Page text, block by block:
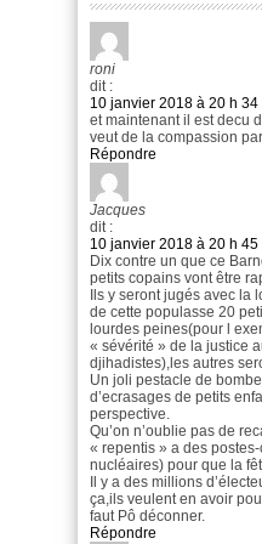
roni
dit :
10 janvier 2018 à 20 h 34
et maintenant il est decu
veut de la compassion
Répondre
Jacques
dit :
10 janvier 2018 à 20 h 45
Dix contre un que ce
petits copains vont être
Ils y seront jugés avec la
de cette populasse 20
lourdes peines(pour l
« sévérité » de la justice
djihadistes),les autres
Un joli pestacle de
d’ecrasages de petits
perspective.
Qu’on n’oublie pas de
« repentis » a des
nucléaires) pour que la
Il y a des millions
ça,ils veulent en avoir
faut Pô déconner.
Répondre